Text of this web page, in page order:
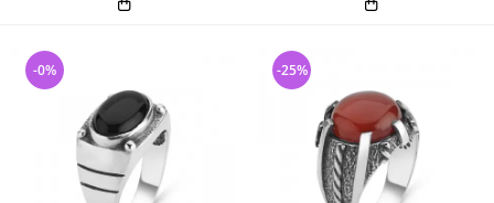
-0% -25%